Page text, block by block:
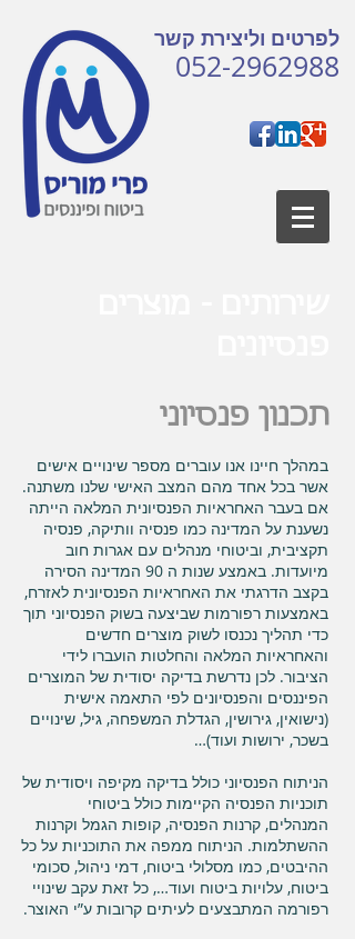
לפרטים וליצירת קשר
052-2962988
תכנון פנסיוני
במהלך חיינו אנו עוברים מספר שינויים אישים
אשר בכל אחד מהם המצב האישי שלנו משתנה.
אם בעבר האחראיות הפנסיונית המלאה הייתה
נשענת על המדינה כמו פנסיה וותיקה, פנסיה
תקציבית, וביטוחי מנהלים עם אגרות חוב
מיועדות. באמצע שנות ה 90 המדינה הסירה
בקצב הדרגתי את האחראיות הפנסיונית לאזרח,
באמצעות רפורמות שביצעה בשוק הפנסיוני תוך
כדי תהליך נכנסו לשוק מוצרים חדשים
והאחראיות המלאה והחלטות הועברו לידי
הציבור. לכן נדרשת בדיקה יסודית של המוצרים
הפיננסים והפנסיונים לפי התאמה אישית
(נישואין, גירושין, הגדלת המשפחה, גיל, שינויים
בשכר, ירושות ועוד)…
הניתוח הפנסיוני כולל בדיקה מקיפה ויסודית של
תוכניות הפנסיה הקיימות כולל ביטוחי
המנהלים, קרנות הפנסיה, קופות הגמל וקרנות
ההשתלמות. הניתוח ממפה את התוכניות על כל
ההיבטים, כמו מסלולי ביטוח, דמי ניהול, סכומי
ביטוח, עלויות ביטוח ועוד…, כל זאת עקב שינויי
רפורמה המתבצעים לעיתים קרובות ע”י האוצר.